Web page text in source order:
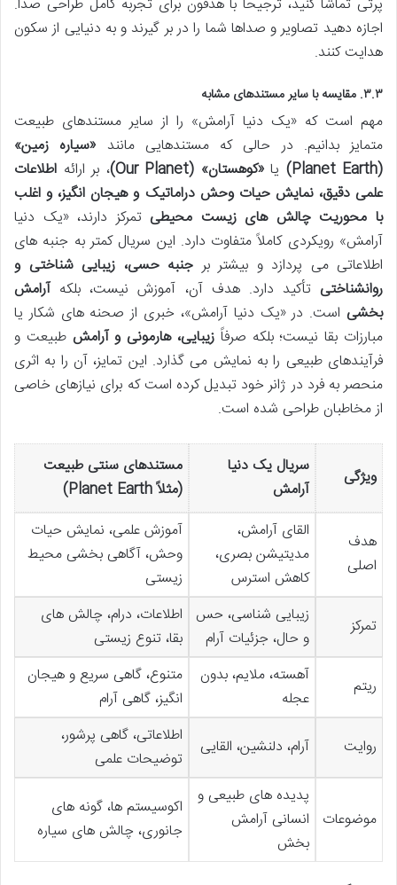
پرتی تماشا کنید، ترجیحاً با هدفون برای تجربه کامل طراحی صدا.
اجازه دهید تصاویر و صداها شما را در بر گیرند و به دنیایی از سکون
هدایت کنند.
۳.۳. مقایسه با سایر مستندهای مشابه
مهم است که «یک دنیا آرامش» را از سایر مستندهای طبیعت
متمایز بدانیم. در حالی که مستندهایی مانند «سیاره زمین»
(Planet Earth)
یا«کوهستان» (Our Planet) ، بر ارائه اطلاعات
علمی دقیق، نمایش حیات وحش دراماتیک و هیجان انگیز، و اغلب
با محوریت چالش های زیست محیطیتمرکز دارند، «یک دنیا
آرامش» رویکردی کاملاً متفاوت دارد. این سریال کمتر به جنبه های
اطلاعاتی می پردازد و بیشتر بر جنبه حسی، زیبایی شناختی و
روانشناختی تأکید دارد. هدف آن، آموزش نیست، بلکهآرامش
بخشی است. در «یک دنیا آرامش»، خبری از صحنه های شکار یا
مبارزات بقا نیست؛ بلکه صرفاً زیبایی، هارمونی و آرامش طبیعت و
فرآیندهای طبیعی را به نمایش می گذارد. این تمایز، آن را به اثری
منحصر به فرد در ژانر خود تبدیل کرده است که برای نیازهای خاصی
از مخاطبان طراحی شده است.
ویژگی
سریال یک دنیا
آرامش
مستندهای سنتی طبیعت
(مثلاً Planet Earth)
هدف
اصلی
القای آرامش،
مدیتیشن بصری،
کاهش استرس
آموزش علمی، نمایش حیات
وحش، آگاهی بخشی محیط
زیستی
تمرکز
زیبایی شناسی، حس
و حال، جزئیات آرام
اطلاعات، درام، چالش های
بقا، تنوع زیستی
ریتم
آهسته، ملایم، بدون
عجله
متنوع، گاهی سریع و هیجان
انگیز، گاهی آرام
روایت
آرام، دلنشین، القایی
اطلاعاتی، گاهی پرشور،
توضیحات علمی
موضوعات
پدیده های طبیعی و
انسانی آرامش
بخش
اکوسیستم ها، گونه های
جانوری، چالش های سیاره